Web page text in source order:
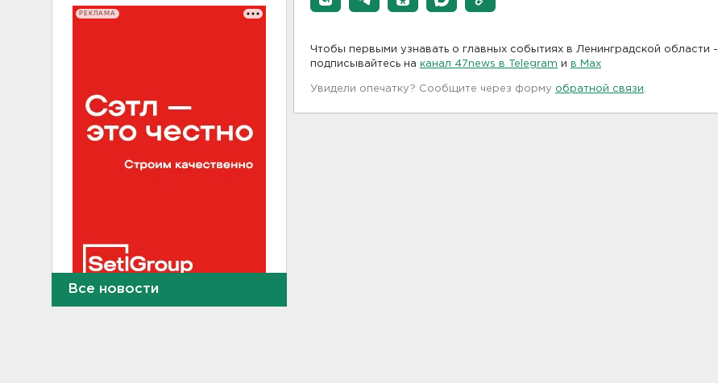
РЕКЛАМА
Все новости
Чтобы первыми узнавать о главных событиях в Ленинградской области -
подписывайтесь на канал 47news в Telegram и в Maх
Увидели опечатку? Сообщите через форму обратной связи